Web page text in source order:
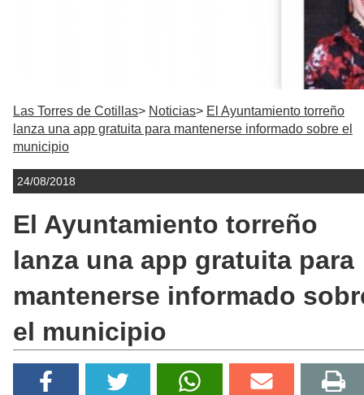
Las Torres de Cotillas Noticias
El Ayuntamiento torreño
lanza una app gratuita para mantenerse informado sobre el
municipio
24/08/2018
El Ayuntamiento torreño
lanza una app gratuita para
mantenerse informado
el municipio